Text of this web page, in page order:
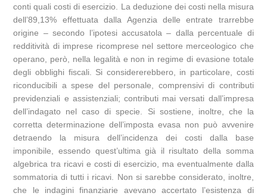
conti quali costi di esercizio. La deduzione dei costi nella misura
dell’89,13% effettuata dalla Agenzia delle entrate trarrebbe
origine – secondo l’ipotesi accusatola – dalla percentuale di
redditività di imprese ricomprese nel settore merceologico che
operano, però, nella legalità e non in regime di evasione totale
degli obblighi fiscali. Si considererebbero, in particolare, costi
riconducibili a spese del personale, comprensivi di contributi
previdenziali e assistenziali; contributi mai versati dall’impresa
dell’indagato nel caso di specie. Si sostiene, inoltre, che la
corretta determinazione dell’imposta evasa non può avvenire
detraendo la misura dell’incidenza dei costi dalla base
imponibile, essendo quest’ultima già il risultato della somma
algebrica tra ricavi e costi di esercizio, ma eventualmente dalla
sommatoria di tutti i ricavi. Non si sarebbe considerato, inoltre,
che le indagini finanziarie avevano accertato l’esistenza di